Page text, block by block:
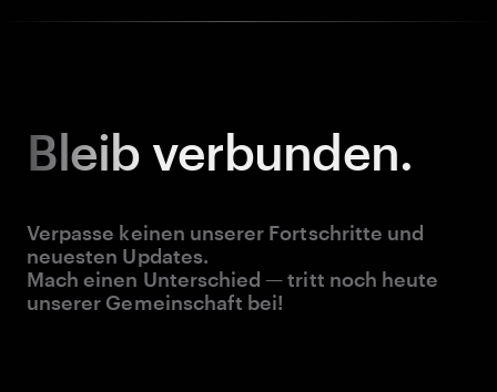
Bleib verbunden.
Verpasse keinen unserer Fortschritte und
neuesten Updates.
Mach einen Unterschied — tritt noch heute
unserer Gemeinschaft bei!